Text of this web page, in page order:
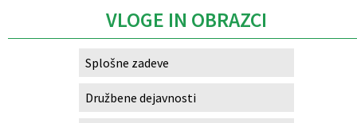
VLOGE IN OBRAZCI
Splošne zadeve
Družbene dejavnosti